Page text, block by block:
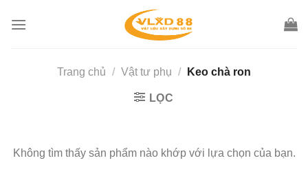
Trang chủ / Vật tư phụ / Keo chà ron
LỌC
Không tìm thấy sản phẩm nào khớp với lựa chọn của bạn.